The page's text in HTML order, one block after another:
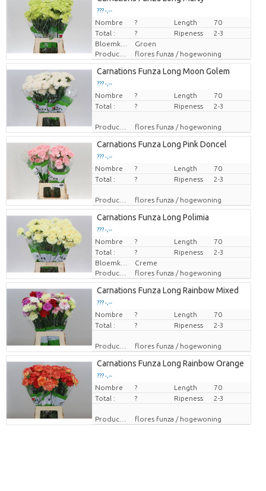
??? -,--
Prix par pièce
Nombre ? Length
70
Total :
? Ripeness
2-3
Bloemkleur
Groen
Producteur
flores funza / hogewoning
Carnations Funza Long Moon Golem
??? -,--
Prix par pièce
Nombre ? Length
70
Total :
? Ripeness 2-3
Producteur flores funza / hogewoning
Carnations Funza Long Pink Doncel
??? -,--
Prix par pièce
Nombre ? Length
70
Total :
? Ripeness 2-3
Producteur flores funza / hogewoning
Carnations Funza Long Polimia
??? -,--
Prix par pièce
Nombre ? Length
70
Total :
? Ripeness
2-3
Bloemkleur
Creme
Producteur
flores funza / hogewoning
Carnations Funza Long Rainbow Mixed
??? -,--
Prix par pièce
Nombre ? Length
70
Total :
? Ripeness 2-3
Producteur flores funza / hogewoning
Carnations Funza Long Rainbow Orange
??? -,--
Prix par pièce
Nombre ? Length
70
Total :
? Ripeness 2-3
Producteur flores funza / hogewoning